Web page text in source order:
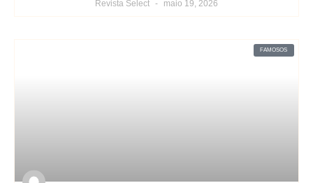
Revista Select maio 19, 2026
FAMOSOS